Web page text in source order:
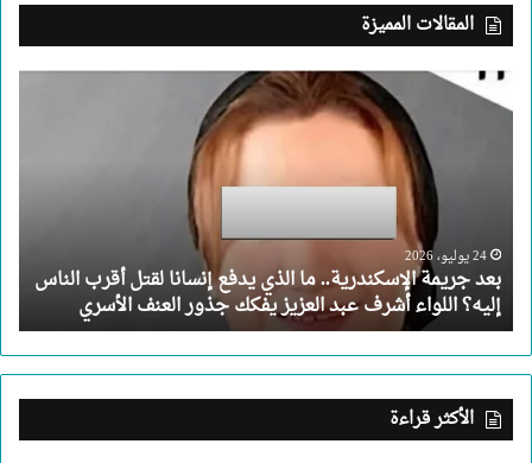
المقالات المميزة
بعد
جريمة
لقتل
أقرب
الناس
إليه؟
اللواء
أشرف
عبد
العزيز
24 يوليو، 2026
بعد جريمة الإسكندرية.. ما الذي يدفع إنسانا لقتل أقرب الناس
إليه؟ اللواء أشرف عبد العزيز يفكك جذور العنف الأسري
الأكثر قراءة